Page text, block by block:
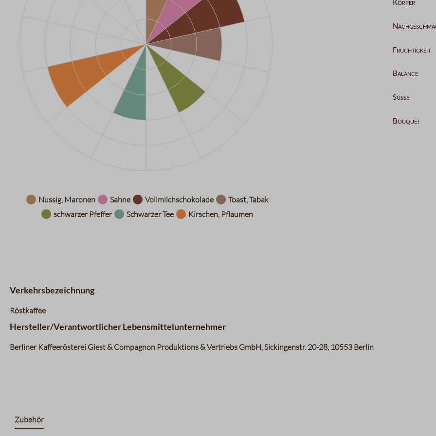
Datentabelle für das Diagramm: Aromarad
Nussig, Maronen Sahne Vollmilchschokolade
Toast, Tabak
schwarzer Pfeffer
Schwarzer Tee Kirschen, Pflaumen
Verkehrsbezeichnung
Röstkaffee
Hersteller/Verantwortlicher Lebensmittelunternehmer
Berliner Kaffeerösterei Giest & Compagnon Produktions & Vertriebs GmbH, Sickingenstr. 20-28, 10553 Berlin
Zubehör